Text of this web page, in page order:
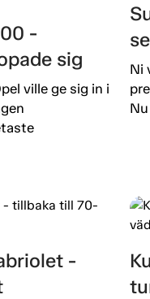
-
sig
ville ge sig in i
Ni
-